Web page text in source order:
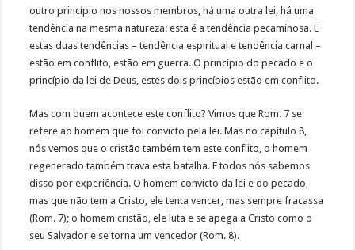
outro princípio nos nossos membros, há uma outra lei, há uma
tendência na mesma natureza: esta é a tendência pecaminosa. E
estas duas tendências – tendência espiritual e tendência carnal –
estão em conflito, estão em guerra. O princípio do pecado e o
princípio da lei de Deus, estes dois princípios estão em conflito.
Mas com quem acontece este conflito? Vimos que Rom. 7 se
refere ao homem que foi convicto pela lei. Mas no capítulo 8,
nós vemos que o cristão também tem este conflito, o homem
regenerado também trava esta batalha. E todos nós sabemos
disso por experiência. O homem convicto da lei e do pecado,
mas que não tem a Cristo, ele tenta vencer, mas sempre fracassa
(Rom. 7); o homem cristão, ele luta e se apega a Cristo como o
seu Salvador e se torna um vencedor (Rom. 8).